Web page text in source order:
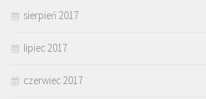
sierpień 2017
lipiec 2017
czerwiec 2017